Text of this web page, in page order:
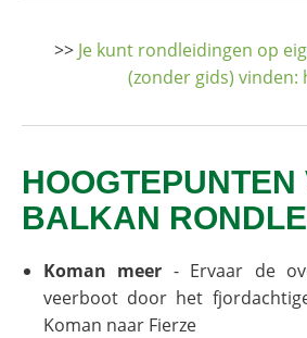
>> Je kunt rondleidingen op
(zonder gids) vinden:
HOOGTEPUNTEN
BALKAN
Koman meer - Ervaar de
veerboot door het
Koman naar Fierze